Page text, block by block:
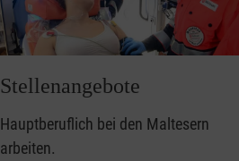
Stellenangebote
Hauptberuflich bei den Maltesern
arbeiten.